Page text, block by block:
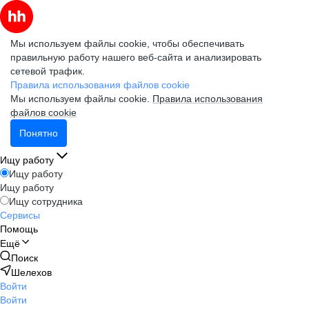
Мы используем файлы cookie, чтобы обеспечивать
правильную работу нашего веб-сайта и анализировать
сетевой трафик.
Правила использования файлов cookie
Мы используем файлы cookie. Правила использования
файлов cookie
Понятно
Ищу работу
Ищу работу
Ищу работу
Ищу сотрудника
Сервисы
Помощь
Ещё
Поиск
Шелехов
Войти
Войти